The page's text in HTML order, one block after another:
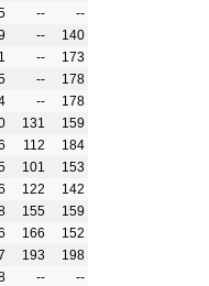
--
--
--
140
--
173
--
178
--
178
131
159
112
184
101
153
122
142
155
159
166
152
193
198
--
--